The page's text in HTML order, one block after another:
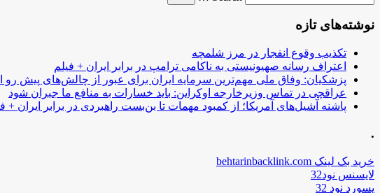
نوشته‌های تازه
تکذیب وقوع انفجار در مرز شلمچه
اعتراف رسانه صهیونیستی به ناکامی ترامپ در برابر ایران + فیلم
پزشکیان: وفاق ملی مهم‌ترین سرمایه ایران برای عبور از چالش‌های پیش
عراقچی در تماس وزیرخارجه اوکراین: باید خسارات به منافع ما جبران شود
پاشنه آشیل‌های آمریکا؛ از کمبود مهمات تا بن‌بست راهبردی در برابر ایران +
.
خرید بک لینک behtarinbacklink.com
لایسنس نود32
پسورد نود 32